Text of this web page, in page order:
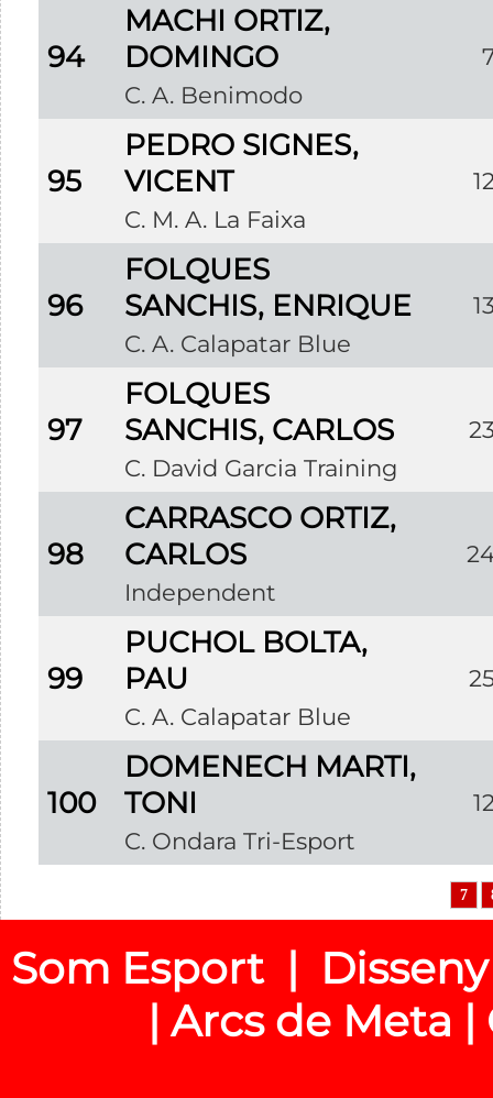
94
MACHI ORTIZ,
DOMINGO
C. A. Benimodo
95
PEDRO SIGNES,
VICENT
C. M. A. La Faixa
96
FOLQUES
SANCHIS, ENRIQUE
C. A. Calapatar Blue
97
FOLQUES
SANCHIS, CARLOS
C. David Garcia Training
98
CARRASCO ORTIZ,
CARLOS
Independent
99
PUCHOL BOLTA,
PAU
C. A. Calapatar Blue
100
DOMENECH MARTI,
TONI
C. Ondara Tri-Esport
7
Som Esport |
| Arcs de Meta